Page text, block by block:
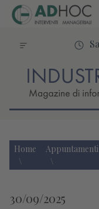
Home Appuntamenti
30/09/2025